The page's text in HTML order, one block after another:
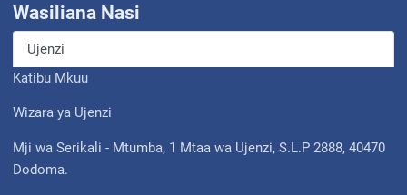
Wasiliana Nasi
Ujenzi
Katibu Mkuu
Wizara ya Ujenzi
Mji wa Serikali - Mtumba, 1 Mtaa wa Ujenzi, S.L.P 2888, 40470
Dodoma.